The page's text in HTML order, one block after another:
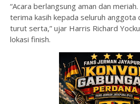
“Acara berlangsung aman dan
terima kasih kepada seluruh anggota
turut serta,” ujar Harris Richard
lokasi finish.